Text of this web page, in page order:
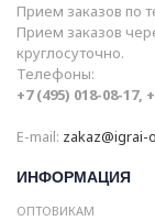
Прием заказов по
Прием заказов
круглосуточно.
Телефоны:
+7 (495) 018-08-17,
E-mail: zakaz@igrai-
ИНФОРМАЦИЯ
ОПТОВИКАМ